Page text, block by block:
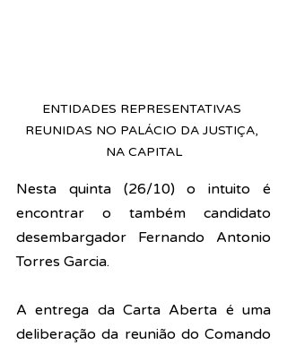
ENTIDADES REPRESENTATIVAS
REUNIDAS NO PALÁCIO DA JUSTIÇA,
NA CAPITAL
Nesta quinta (26/10) o intuito é
encontrar o também candidato
desembargador Fernando Antonio
Torres Garcia.
A entrega da Carta Aberta é uma
deliberação da reunião do Comando